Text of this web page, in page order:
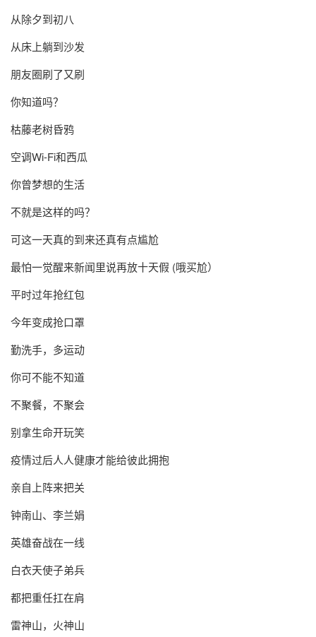
从除夕到初八
从床上躺到沙发
朋友圈刷了又刷
你知道吗？
枯藤老树昏鸦
空调Wi-Fi和西瓜
你曾梦想的生活
不就是这样的吗？
可这一天真的到来还真有点尴尬
最怕一觉醒来新闻里说再放十天假 (哦买尬）
平时过年抢红包
今年变成抢口罩
勤洗手，多运动
你可不能不知道
不聚餐，不聚会
别拿生命开玩笑
疫情过后人人健康才能给彼此拥抱
亲自上阵来把关
钟南山、李兰娟
英雄奋战在一线
白衣天使子弟兵
都把重任扛在肩
雷神山，火神山